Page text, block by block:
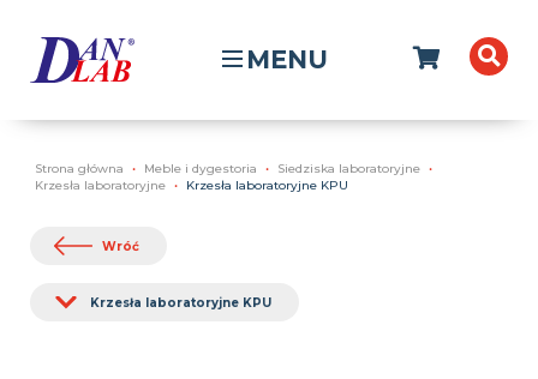
MENU
Strona główna Meble i dygestoria
Siedziska laboratoryjne
Krzesła laboratoryjne
Krzesła laboratoryjne KPU
Wróć
Krzesła laboratoryjne KPU